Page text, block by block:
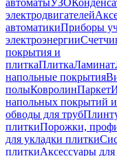
автоматыУЗО
электродвигателей
автоматикиПриборы
электроэнергии
покрытия и
плиткаПлиткаЛаминат
напольные покрытия
полыКовролинПаркет
напольных покрытий
обводы для труб
плиткиПорожки,
для укладки плитки
плиткиАксессуары